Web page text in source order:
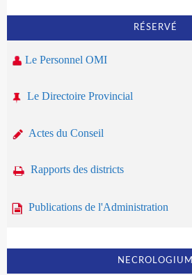
RÉSERVÉ
Le Personnel OMI
Le Directoire Provincial
Actes du Conseil
Rapports des districts
Publications de l'Administration
NECROLOGIUM